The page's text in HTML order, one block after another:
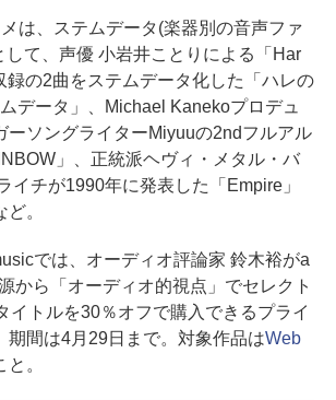
は、ステムデータ(楽器別の音声ファ
して、声優 小岩井ことりによる「Har
録の2曲をステムデータ化した「ハレの
データ」、Michael Kanekoプロデュ
ーソングライターMiyuuの2ndフルアル
」、正統派ヘヴィ・メタル・バ
イチが1990年に発表した「Empire」
。
では、オーディオ評論家 鈴木裕がa
から「オーディオ的視点」でセレクト
イトルを30％オフで購入できるプライ
期間は4月29日まで。対象作品はWeb
。